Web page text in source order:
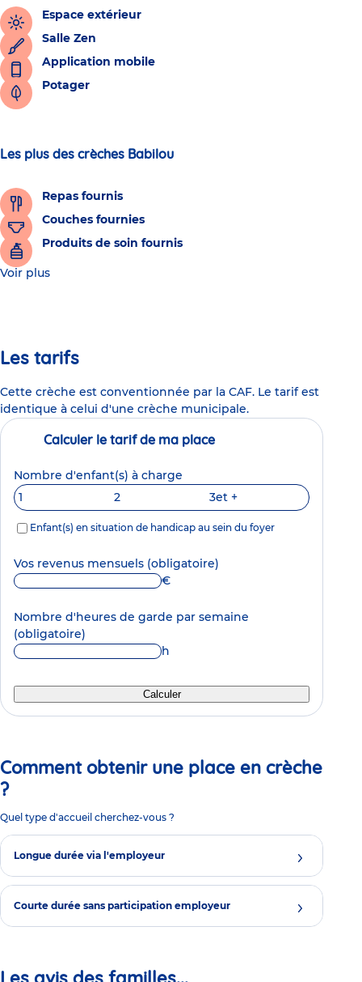
Espace extérieur
Salle Zen
Application mobile
Potager
Les plus des crèches Babilou
Repas fournis
Couches fournies
Produits de soin fournis
Voir plus
Les tarifs
Cette crèche est conventionnée par la CAF. Le tarif est
identique à celui d'une crèche municipale.
Calculer le tarif de ma place
Nombre d'enfant(s) à charge
1
2 3et +
Enfant(s) en situation de handicap au sein du foyer
Vos revenus mensuels (obligatoire)
€
Nombre d'heures de garde par semaine
(obligatoire)
h
Calculer
Comment obtenir une place en crèche
?
Quel type d'accueil cherchez-vous ?
Longue durée via l'employeur
Courte durée sans participation employeur